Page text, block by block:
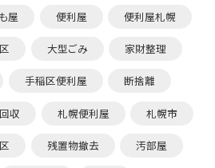
屋 便利屋 便利屋札幌
大型ごみ 家財整理
手稲区便利屋 断捨離
収 札幌便利屋 札幌市
残置物撤去 汚部屋